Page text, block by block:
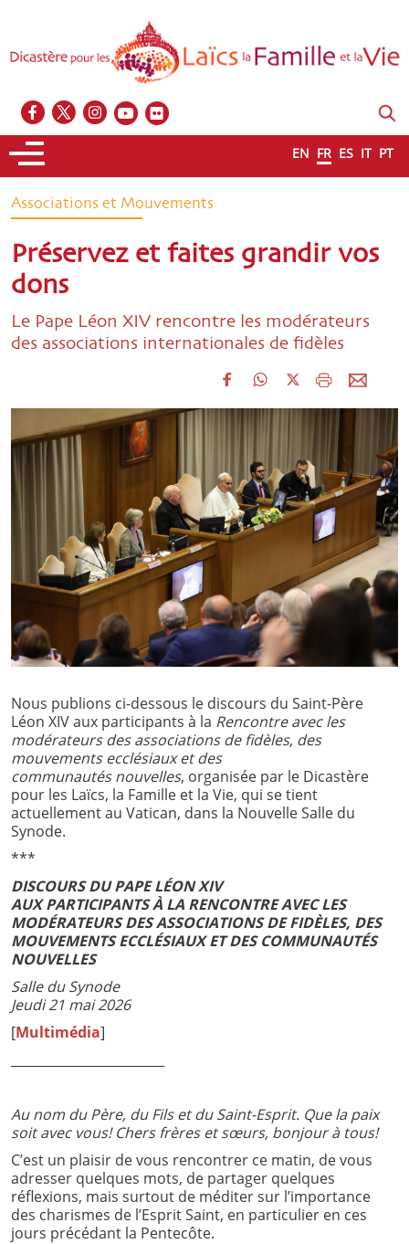
EN FR ES IT PT
Associations et Mouvements
Préservez et faites grandir vos
dons
Le Pape Léon XIV rencontre les modérateurs
des associations internationales de fidèles
Nous publions ci-dessous le discours du Saint-Père
Léon XIV aux participants à la Rencontre avec les
modérateurs des associations de fidèles, des
mouvements ecclésiaux et des
communautés nouvelles, organisée par le Dicastère
pour les Laïcs, la Famille et la Vie, qui se tient
actuellement au Vatican, dans la Nouvelle Salle du
Synode.
***
DISCOURS DU PAPE LÉON XIV
AUX PARTICIPANTS À LA RENCONTRE AVEC LES
MODÉRATEURS DES ASSOCIATIONS DE FIDÈLES, DES
MOUVEMENTS ECCLÉSIAUX ET DES COMMUNAUTÉS
NOUVELLES
Salle du Synode
Jeudi 21 mai 2026
[Multimédia]
Au nom du Père, du Fils et du Saint-Esprit. Que la paix
soit avec vous! Chers frères et sœurs, bonjour à tous!
C’est un plaisir de vous rencontrer ce matin, de vous
adresser quelques mots, de partager quelques
réflexions, mais surtout de méditer sur l’importance
des charismes de l’Esprit Saint, en particulier en ces
jours précédant la Pentecôte.